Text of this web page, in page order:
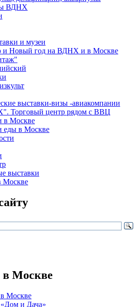
ВДНХ
и музеи
и Новый год на ВДНХ и в Москве
выставки-визы -авиакомпании
Торговый центр рядом с ВВЦ
в Москве
еды в Москве
выставки
Москве
Москве
Москве
и Дача»